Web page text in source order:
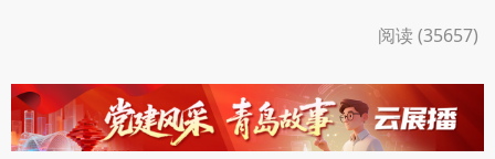
阅读 (35657)